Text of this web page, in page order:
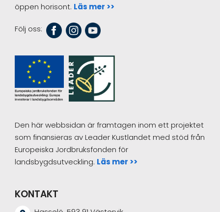
öppen horisont. Läs mer >>
Följ oss:
Den här webbsidan är framtagen inom ett projektet
som finansieras av Leader Kustlandet med stöd från
Europeiska Jordbruksfonden för
landsbygdsutveckling. Läs mer >>
KONTAKT